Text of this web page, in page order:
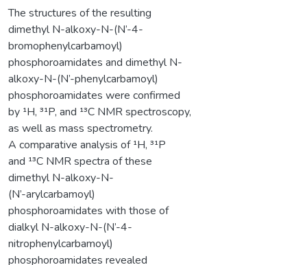
The structures of the resulting
dimethyl N-alkoxy-N-(N’-4-
bromophenylcarbamoyl)
phosphoroamidates and dimethyl N-
alkoxy-N-(N’-phenylcarbamoyl)
phosphoroamidates were confirmed
by ¹H, ³¹P, and ¹³C NMR spectroscopy,
as well as mass spectrometry.
A comparative analysis of ¹H, ³¹P
and ¹³C NMR spectra of these
dimethyl N-alkoxy-N-
(N’-arylcarbamoyl)
phosphoroamidates with those of
dialkyl N-alkoxy-N-(N’-4-
nitrophenylcarbamoyl)
phosphoroamidates revealed